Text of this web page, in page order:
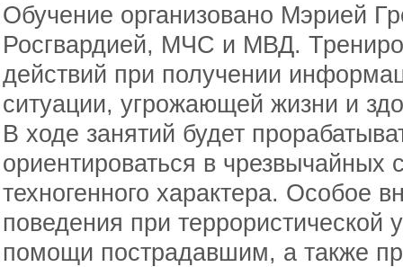
Обучение организовано Мэрией
Росгвардией, МЧС и МВД.
действий при получении
ситуации, угрожающей жизни и
В ходе занятий будет
ориентироваться в чрезвычайных
техногенного характера. Особое
поведения при террористической
помощи пострадавшим, а также